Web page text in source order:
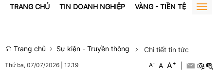
TRANG CHỦ TIN DOANH NGHIỆP VÀNG - TIỀN TỆ BẤT
Trang chủ Sự kiện - Truyền thông Chi tiết tin tức
Thứ ba, 07/07/2026 12:19 A- A A+